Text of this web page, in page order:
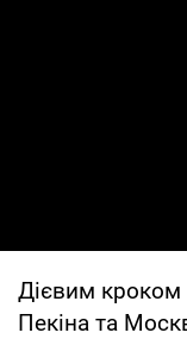
Дієвим
Пекіна та